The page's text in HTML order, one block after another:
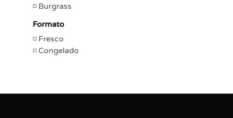
Burgrass
Formato
Fresco
Congelado